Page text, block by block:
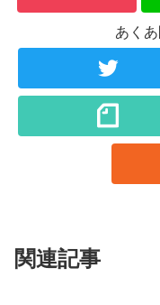
あく
関連記事